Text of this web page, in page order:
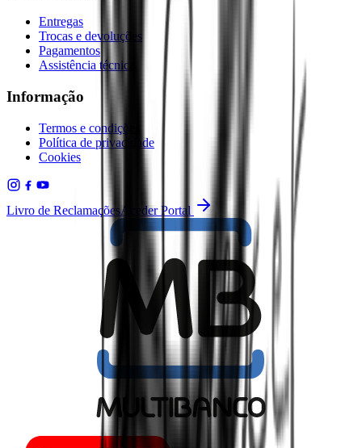
Entregas
Trocas e devoluções
Pagamentos
Assistência técnica
Informação
Termos e condições
Política de privacidade
Cookies
Livro de ReclamaçõesAceder Portal